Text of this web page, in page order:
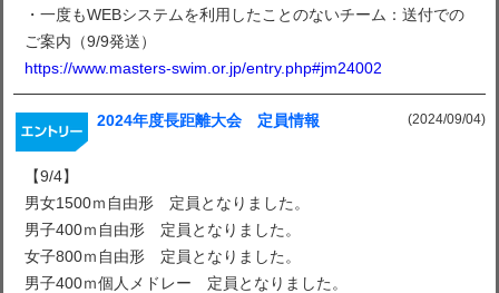
・一度もWEBシステムを利用したことのないチーム：送付での
ご案内（9/9発送）
https://www.masters-swim.or.jp/entry.php#jm24002
(2024/09/04)
2024年度長距離大会 定員情報
【9/4】
男女1500ｍ自由形 定員となりました。
男子400ｍ自由形 定員となりました。
女子800ｍ自由形 定員となりました。
男子400ｍ個人メドレー 定員となりました。